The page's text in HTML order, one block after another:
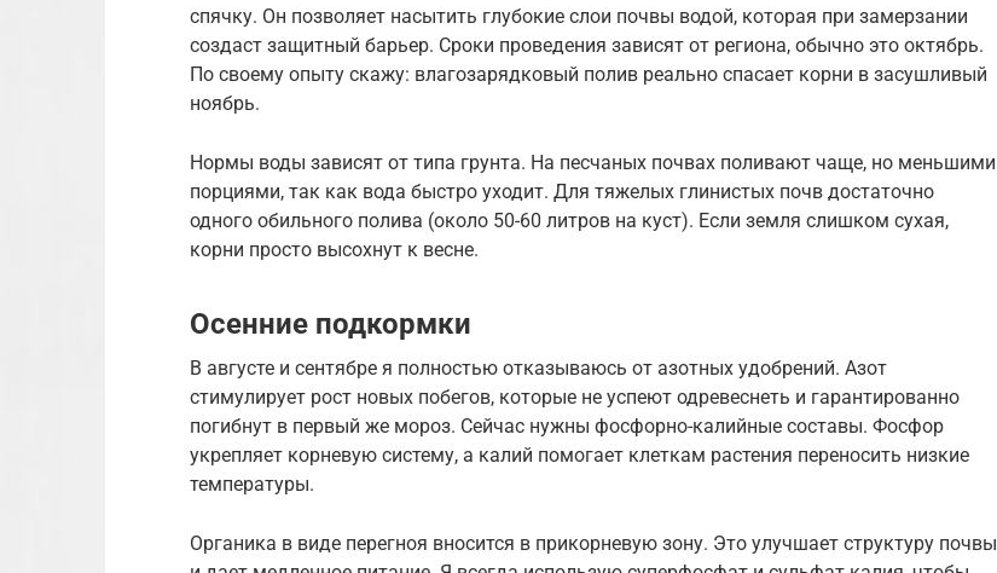
спячку. Он позволяет насытить глубокие слои почвы водой, которая при замерзании
создаст защитный барьер. Сроки проведения зависят от региона, обычно это октябрь.
По своему опыту скажу: влагозарядковый полив реально спасает корни в засушливый
ноябрь.
Нормы воды зависят от типа грунта. На песчаных почвах поливают чаще, но меньшими
порциями, так как вода быстро уходит. Для тяжелых глинистых почв достаточно
одного обильного полива (около 50-60 литров на куст). Если земля слишком сухая,
корни просто высохнут к весне.
Осенние подкормки
В августе и сентябре я полностью отказываюсь от азотных удобрений. Азот
стимулирует рост новых побегов, которые не успеют одревеснеть и гарантированно
погибнут в первый же мороз. Сейчас нужны фосфорно-калийные составы. Фосфор
укрепляет корневую систему, а калий помогает клеткам растения переносить низкие
температуры.
Органика в виде перегноя вносится в прикорневую зону. Это улучшает структуру почвы